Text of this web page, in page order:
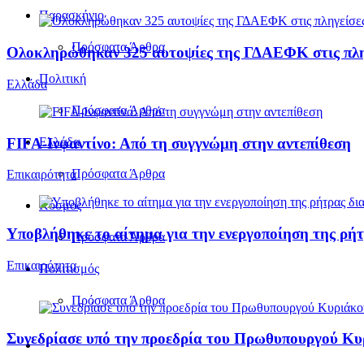
Παρασκήνιο
Πρόσφατα Άρθρα
Πολιτική
Πρόσφατα Άρθρα
Ελλάδα
Πρόσφατα Άρθρα
Κόσμος
Πρόσφατα Άρθρα
Πολιτισμός
Πρόσφατα Άρθρα
Ολοκληρώθηκαν 325 αυτοψίες της ΓΔΑΕΦΚ στις
Ελλάδα
FIFA-Ινφαντίνο: Από τη συγγνώμη στην αντεπίθεση
Επικαιρότητα
Υποβλήθηκε το αίτημα για την ενεργοποίηση της
Επικαιρότητα
Συνεδρίασε υπό την προεδρία του Πρωθυπουργού